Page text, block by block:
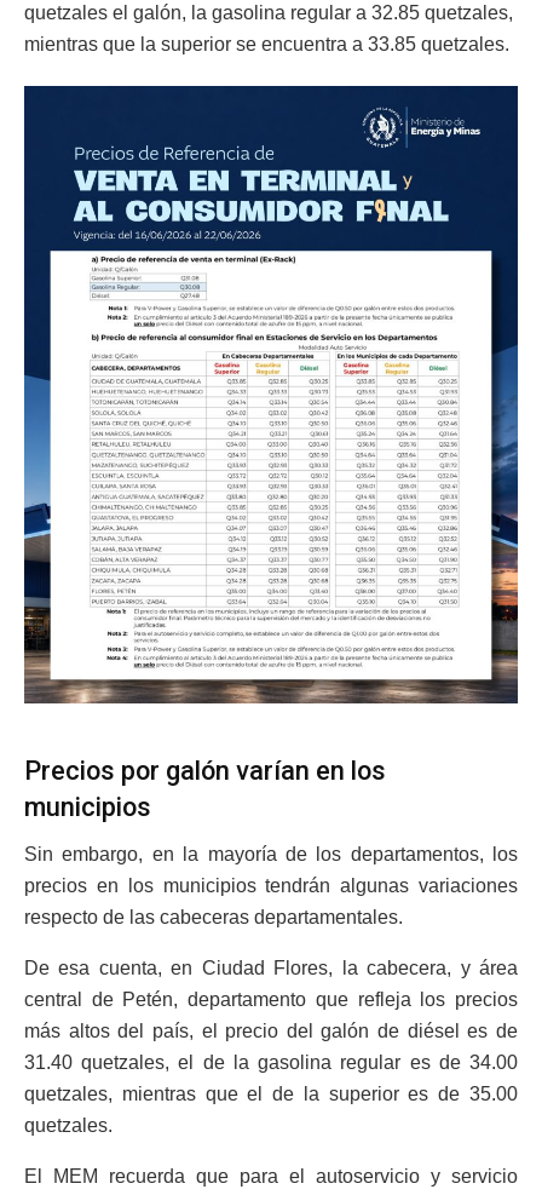
quetzales el galón, la gasolina regular a 32.85 quetzales,
mientras que la superior se encuentra a 33.85 quetzales.
Precios por galón varían en los
municipios
Sin embargo, en la mayoría de los departamentos, los
precios en los municipios tendrán algunas variaciones
respecto de las cabeceras departamentales.
De esa cuenta, en Ciudad Flores, la cabecera, y área
central de Petén, departamento que refleja los precios
más altos del país, el precio del galón de diésel es de
31.40 quetzales, el de la gasolina regular es de 34.00
quetzales, mientras que el de la superior es de 35.00
quetzales.
El MEM recuerda que para el autoservicio y servicio